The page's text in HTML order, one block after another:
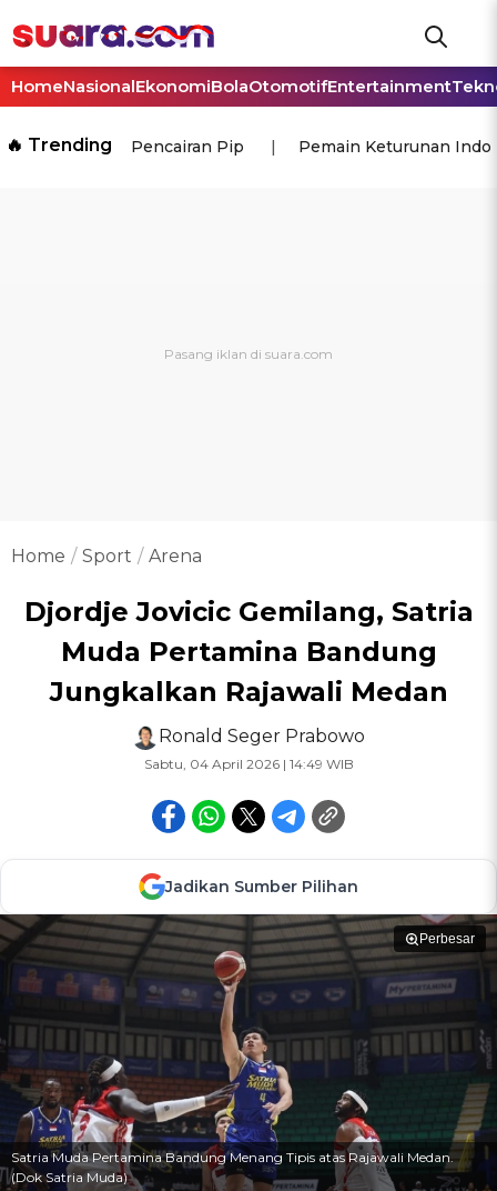
HomeNasionalEkonomiBolaOtomotifEntertainment
🔥 Trending Pencairan Pip Pemain Keturunan
Home Sport Arena
Djordje Jovicic Gemilang, Satria
Muda Pertamina Bandung
Jungkalkan Rajawali Medan
Ronald Seger Prabowo
Sabtu, 04 April 2026 | 14:49 WIB
Jadikan Sumber Pilihan
Perbesar
Satria Muda Pertamina Bandung Menang Tipis atas Rajawali Medan.
(Dok Satria Muda)